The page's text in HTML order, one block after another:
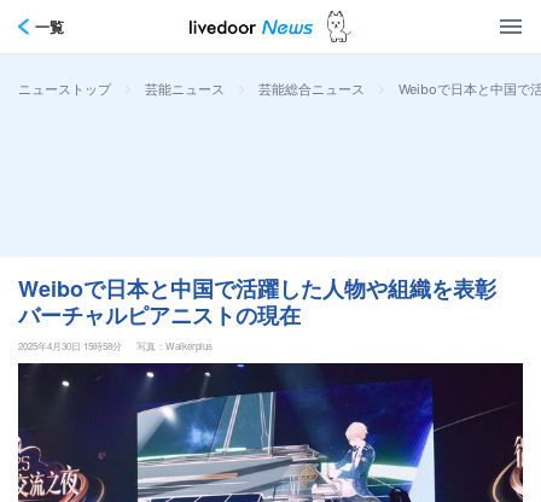
一覧
ニューストップ > 芸能ニュース > 芸能総合ニュース > Weiboで日本と中国で
Weiboで日本と中国で活躍した人物や組織を表彰
バーチャルピアニストの現在
2025年4月30日 15時58分 写真：Walkerplus